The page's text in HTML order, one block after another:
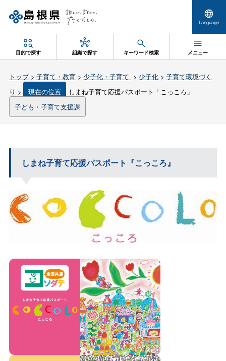
Language
目的で探す 組織で探す キーワード検索 メニュー
トップ> 子育て・教育> 少子化・子育て > 少子化> 子育て環境づく
り > 現在の位置
しまね子育て応援パスポート「こっころ」
子ども・子育て支援課
しまね子育て応援パスポート『こっころ』